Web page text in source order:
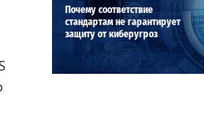
Почему соответствие
стандартам не гарантирует
защиту от киберугроз